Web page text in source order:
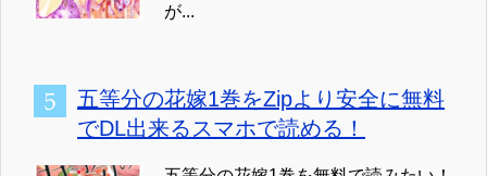
が...
五等分の花嫁1巻をZipより安全に無料
でDL出来るスマホで読める！